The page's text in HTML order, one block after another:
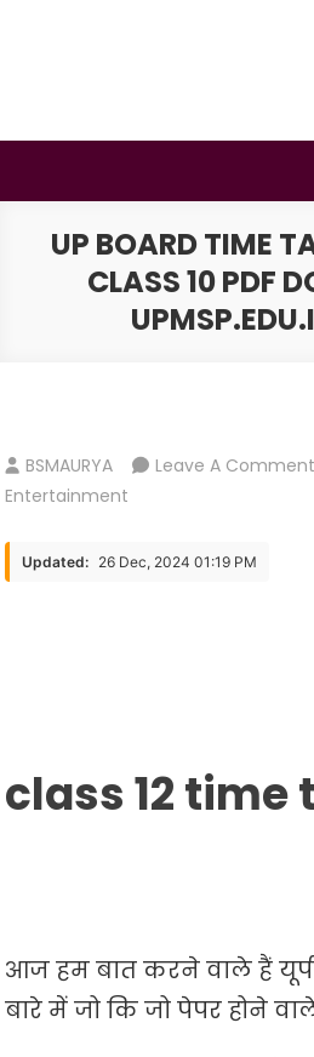
UP BOARD TIME
CLASS 10 PDF
BSMAURYA Leave A Comment
Entertainment
Updated: 26 Dec, 2024 01:19 PM
class12 time
आज हम बात करने वाले हैं यूपी
बारे में जो कि जो पेपर होने